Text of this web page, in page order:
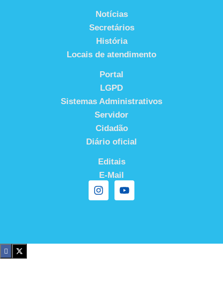
Notícias
Secretários
História
Locais de atendimento
Portal
LGPD
Sistemas Administrativos
Servidor
Cidadão
Diário oficial
Editais
E-Mail